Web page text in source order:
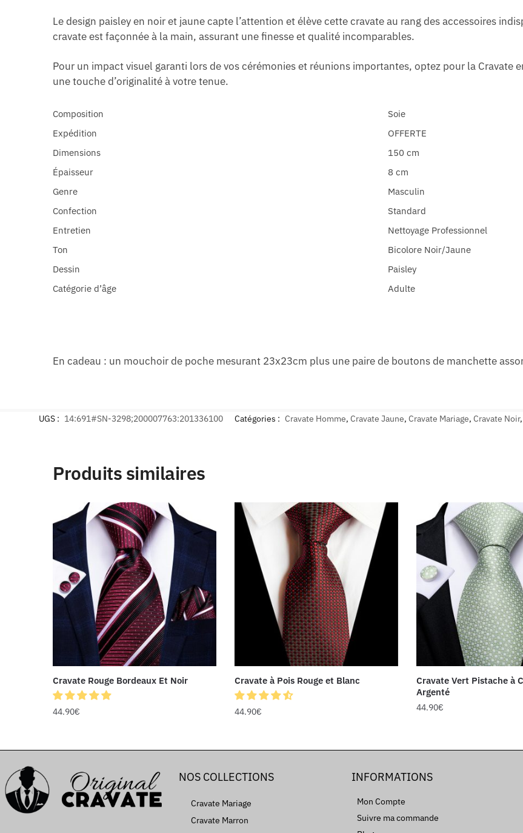
Le design paisley en noir et jaune capte l’attention et élève cette cravate au rang des accessoires
cravate est façonnée à la main, assurant une finesse et qualité incomparables.
Pour un impact visuel garanti lors de vos cérémonies et réunions importantes, optez pour la Cravate
une touche d’originalité à votre tenue.
Composition
Soie
Expédition
OFFERTE
Dimensions
150 cm
Épaisseur
8 cm
Genre
Masculin
Confection
Standard
Entretien
Nettoyage Professionnel
Ton
Bicolore Noir/Jaune
Dessin
Paisley
Catégorie d’âge
Adulte
En cadeau : un mouchoir de poche mesurant 23x23cm plus une paire de boutons de manchette
UGS : 14:691#SN-3298;200007763:201336100 Catégories : Cravate Homme, Cravate Jaune, Cravate Mariage, Cravate Noir,
Produits similaires
Cravate Rouge Bordeaux Et Noir
44.90€
Cravate à Pois Rouge et Blanc
44.90€
Cravate Vert Pistache à
Argenté
44.90€
NOS COLLECTIONS
Cravate Mariage
Cravate Marron
INFORMATIONS
Mon Compte
Suivre ma commande